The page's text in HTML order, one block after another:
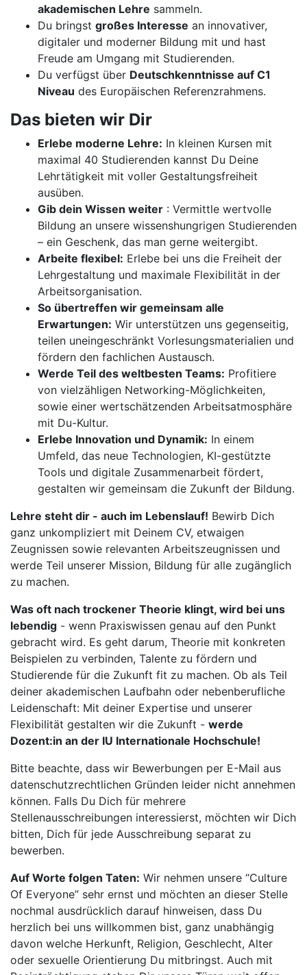
akademischen Lehre sammeln.
Du bringst großes Interesse an innovativer,
digitaler und moderner Bildung mit und hast
Freude am Umgang mit Studierenden.
Du verfügst über Deutschkenntnisse auf C1
Niveau des Europäischen Referenzrahmens.
Das bieten wir Dir
Erlebe moderne Lehre: In kleinen Kursen mit
maximal 40 Studierenden kannst Du Deine
Lehrtätigkeit mit voller Gestaltungsfreiheit
ausüben.
Gib dein Wissen weiter : Vermittle wertvolle
Bildung an unsere wissenshungrigen Studierenden
– ein Geschenk, das man gerne weitergibt.
Arbeite flexibel: Erlebe bei uns die Freiheit der
Lehrgestaltung und maximale Flexibilität in der
Arbeitsorganisation.
So übertreffen wir gemeinsam alle
Erwartungen: Wir unterstützen uns gegenseitig,
teilen uneingeschränkt Vorlesungsmaterialien und
fördern den fachlichen Austausch.
Werde Teil des weltbesten Teams: Profitiere
von vielzähligen Networking-Möglichkeiten,
sowie einer wertschätzenden Arbeitsatmosphäre
mit Du-Kultur.
Erlebe Innovation und Dynamik: In einem
Umfeld, das neue Technologien, KI-gestützte
Tools und digitale Zusammenarbeit fördert,
gestalten wir gemeinsam die Zukunft der Bildung.
Lehre steht dir - auch im Lebenslauf! Bewirb Dich
ganz unkompliziert mit Deinem CV, etwaigen
Zeugnissen sowie relevanten Arbeitszeugnissen und
werde Teil unserer Mission, Bildung für alle zugänglich
zu machen.
Was oft nach trockener Theorie klingt, wird bei uns
lebendig - wenn Praxiswissen genau auf den Punkt
gebracht wird. Es geht darum, Theorie mit konkreten
Beispielen zu verbinden, Talente zu fördern und
Studierende für die Zukunft fit zu machen. Ob als Teil
deiner akademischen Laufbahn oder nebenberufliche
Leidenschaft: Mit deiner Expertise und unserer
Flexibilität gestalten wir die Zukunft - werde
Dozent:in an der IU Internationale Hochschule!
Bitte beachte, dass wir Bewerbungen per E-Mail aus
datenschutzrechtlichen Gründen leider nicht annehmen
können. Falls Du Dich für mehrere
Stellenausschreibungen interessierst, möchten wir Dich
bitten, Dich für jede Ausschreibung separat zu
bewerben.
Auf Worte folgen Taten: Wir nehmen unsere “Culture
Of Everyone” sehr ernst und möchten an dieser Stelle
nochmal ausdrücklich darauf hinweisen, dass Du
herzlich bei uns willkommen bist, ganz unabhängig
davon welche Herkunft, Religion, Geschlecht, Alter
oder sexuelle Orientierung Du mitbringst. Auch mit